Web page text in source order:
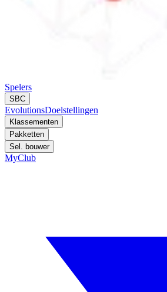
Spelers
SBC
EvolutionsDoelstellingen
Klassementen
Pakketten
Sel. bouwer
MyClub